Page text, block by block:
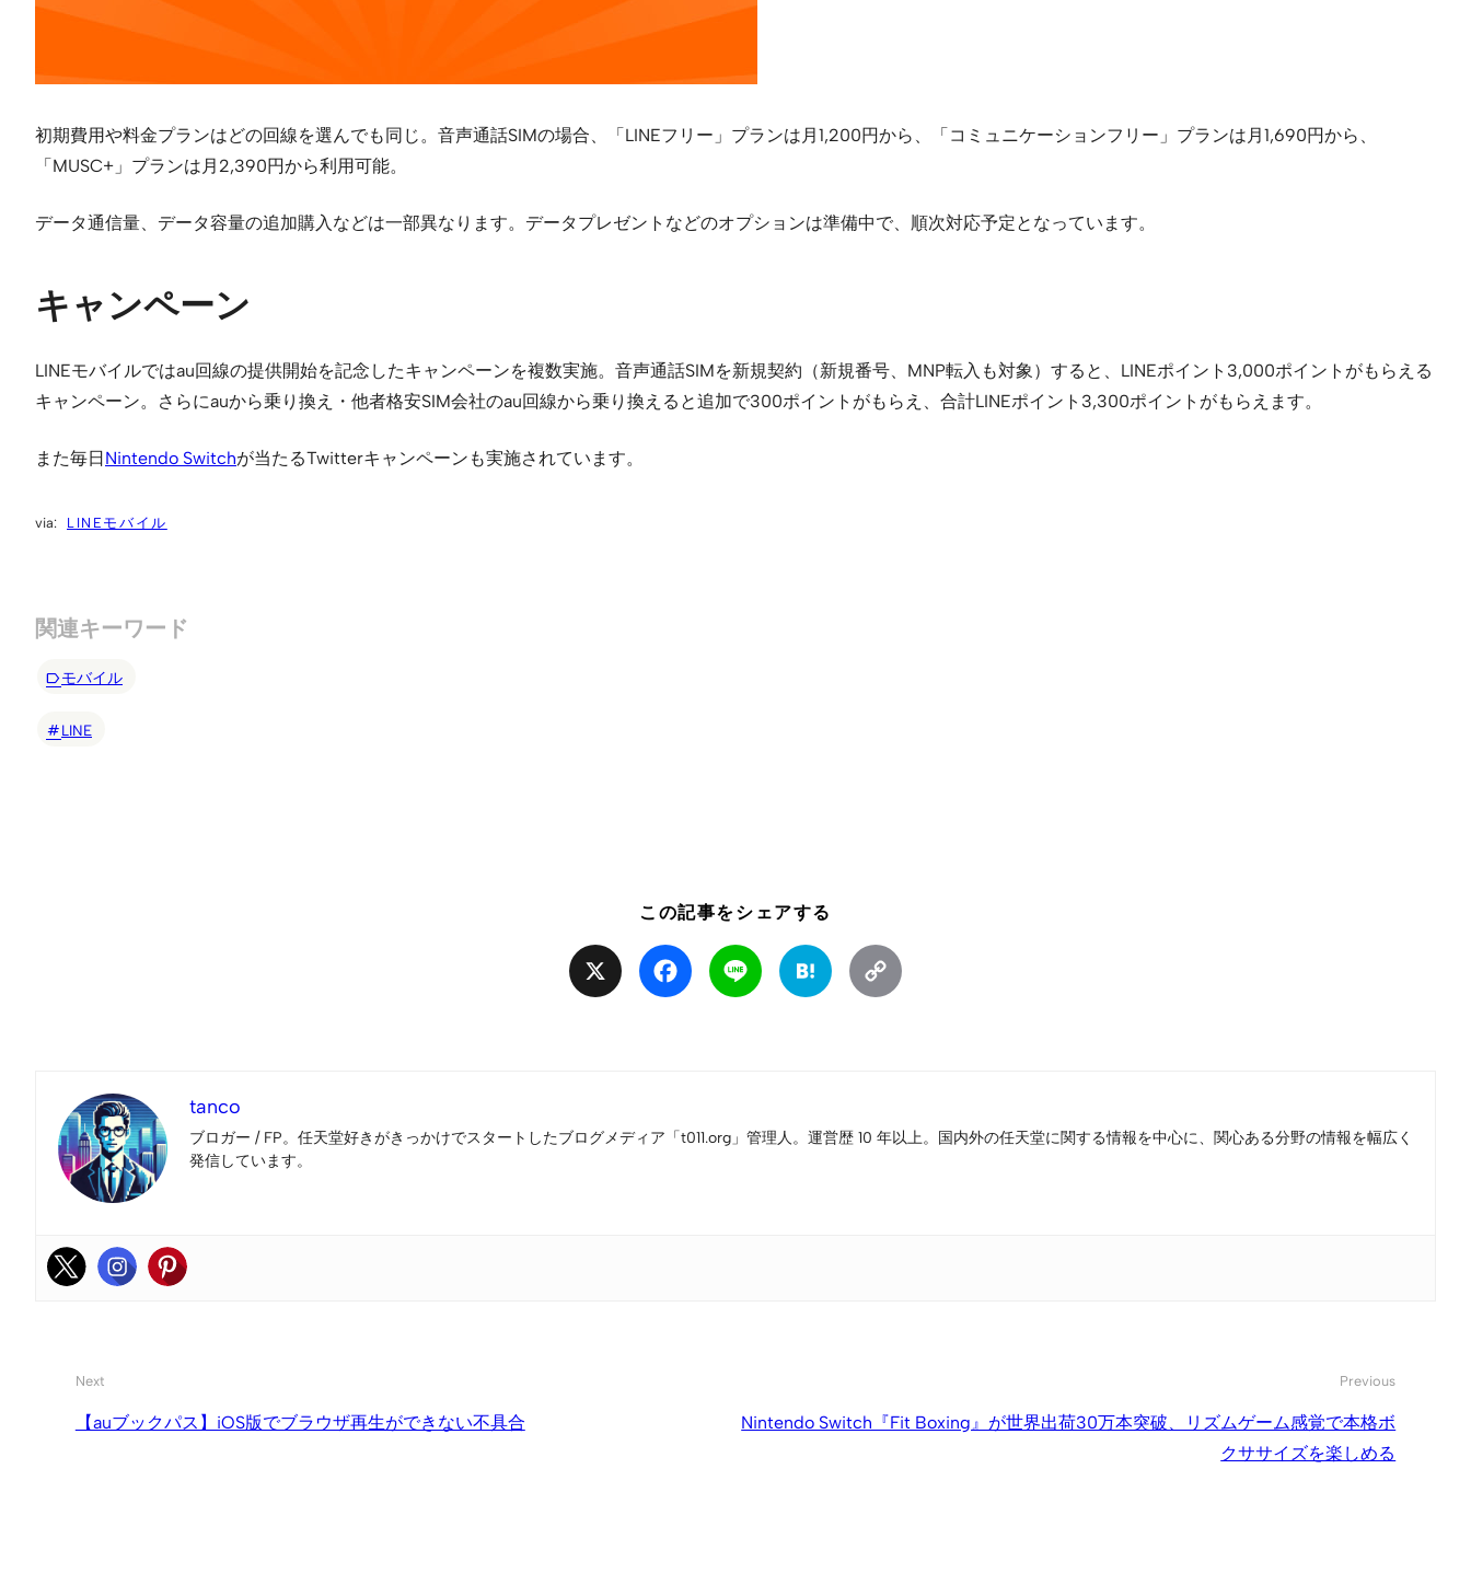
初期費用や料金プランはどの回線を選んでも同じ。音声通話SIMの場合、「LINEフリー」プランは月1,200円から、「コミュニケーションフリー」プランは月1,690円から、
「MUSC+」プランは月2,390円から利用可能。
データ通信量、データ容量の追加購入などは一部異なります。データプレゼントなどのオプションは準備中で、順次対応予定となっています。
キャンペーン
LINEモバイルではau回線の提供開始を記念したキャンペーンを複数実施。音声通話SIMを新規契約（新規番号、MNP転入も対象）すると、LINEポイント3,000ポイントがもらえる
キャンペーン。さらにauから乗り換え・他者格安SIM会社のau回線から乗り換えると追加で300ポイントがもらえ、合計LINEポイント3,300ポイントがもらえます。
また毎日Nintendo Switchが当たるTwitterキャンペーンも実施されています。
LINEモバイル
関連キーワード
モバイル
LINE
この記事をシェアする
Facebook Line Hatena
tanco
ブロガー / FP。任天堂好きがきっかけでスタートしたブログメディア「t011.org」管理人。運営歴 10 年以上。国内外の任天堂に関する情報を中心に、関心ある分野の情報を幅広く
発信しています。
Next
【auブックパス】iOS版でブラウザ再生ができない不具合
Previous
Nintendo Switch『Fit Boxing』が世界出荷30万本突破、リズムゲーム感覚で本格ボ
クササイズを楽しめる